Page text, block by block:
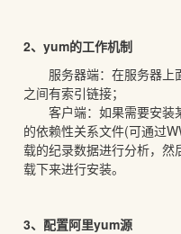
2、yum的工作机制
服务器端：在服务器上
之间有索引链接；
客户端：如果需要安装
的依赖性关系文件(可通过
载的纪录数据进行分析，
载下来进行安装。
3、配置阿里yum源